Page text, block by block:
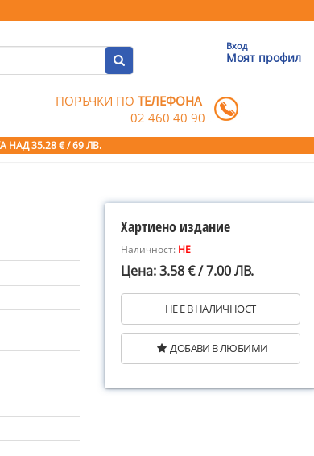
Вход
Моят профил
ПОРЪЧКИ ПОТЕЛЕФОНА
02 460 40 90
НАД 35.28 € / 69 ЛВ.
Хартиено издание
Наличност: НЕ
Цена: 3.58 € / 7.00 ЛВ.
НЕ Е В НАЛИЧНОСТ
ДОБАВИ В ЛЮБИМИ